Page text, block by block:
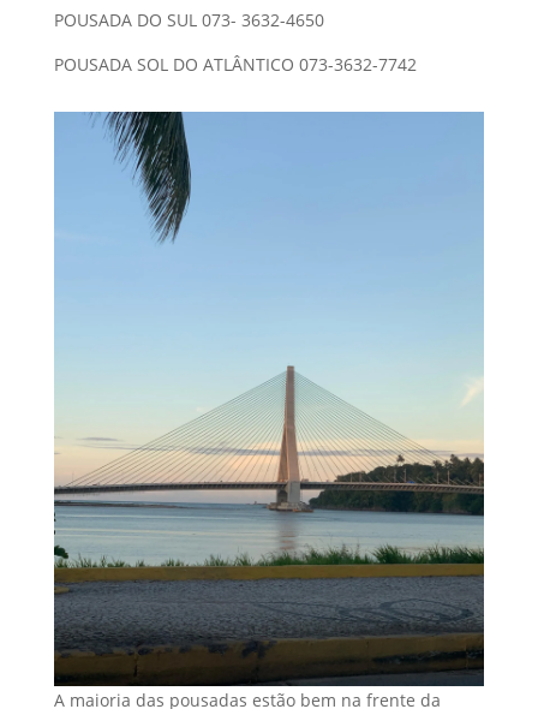
POUSADA DO SUL 073- 3632-4650
POUSADA SOL DO ATLÂNTICO 073-3632-7742
A maioria das pousadas estão bem na frente da